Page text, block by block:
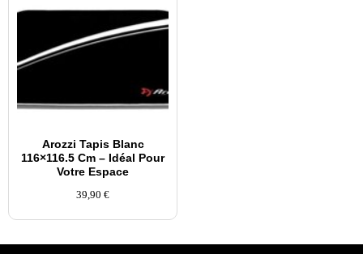
Arozzi Tapis Blanc
116×116.5 Cm – Idéal Pour
Votre Espace
39,90 €